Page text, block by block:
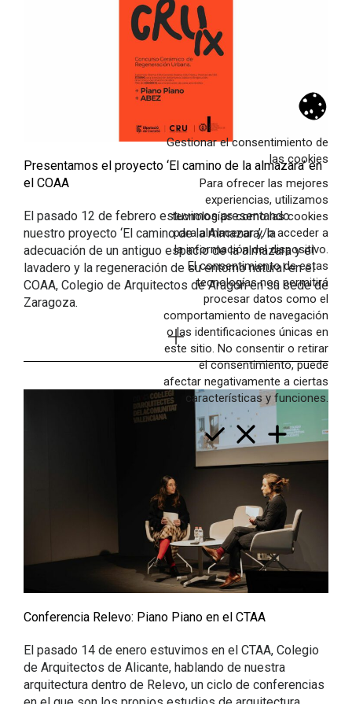
Gestionar el consentimiento de
las cookies
Para ofrecer las mejores
experiencias, utilizamos
tecnologías como las cookies
para almacenar y/o acceder a
la información del dispositivo.
El consentimiento de estas
tecnologías nos permitirá
procesar datos como el
comportamiento de navegación
o las identificaciones únicas en
este sitio. No consentir o retirar
el consentimiento, puede
afectar negativamente a ciertas
características y funciones.
Archivo
noticias
Proyectos
Obra nueva
Rehabilitación
Interiores
Paisaje
Concursos
Contacto
Arquitectas
Servicios
Recorrido
en
Presentamos el proyecto ‘El camino de la almazara’ en
el COAA
El pasado 12 de febrero estuvimos presentando
nuestro proyecto ‘El camino de la Almazara’, la
adecuación de un antiguo espacio de la almazara y el
lavadero y la regeneración de su entorno natural en el
COAA, Colegio de Arquitectos de Aragón en su sede de
Zaragoza.
Conferencia Relevo: Piano Piano en el CTAA
El pasado 14 de enero estuvimos en el CTAA, Colegio
de Arquitectos de Alicante, hablando de nuestra
arquitectura dentro de Relevo, un ciclo de conferencias